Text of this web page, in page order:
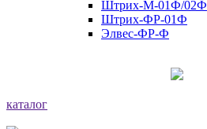
Штрих-М-01Ф/02Ф
Штрих-ФР-01Ф
Элвес-ФР-Ф
каталог